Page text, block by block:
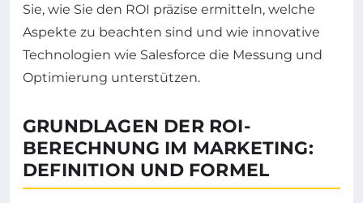
Sie, wie Sie den ROI präzise ermitteln, welche
Aspekte zu beachten sind und wie innovative
Technologien wie Salesforce die Messung und
Optimierung unterstützen.
GRUNDLAGEN DER ROI-
BERECHNUNG IM MARKETING:
DEFINITION UND FORMEL